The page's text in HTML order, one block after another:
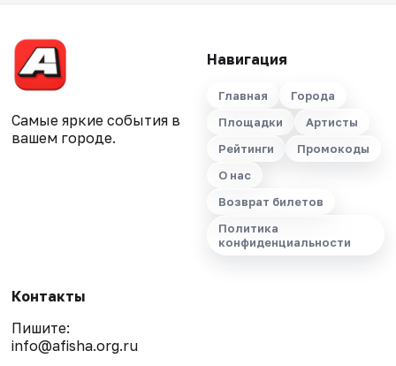
Самые яркие события в
вашем городе.
Навигация
Главная
Города
Площадки
Артисты
Рейтинги
Промокоды
О нас
Возврат билетов
Политика
конфиденциальности
Контакты
Пишите:
info@afisha.org.ru